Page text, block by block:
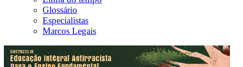
Glossário
Especialistas
Marcos Legais